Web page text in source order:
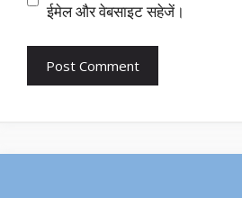
ईमेल और वेबसाइट सहेजें।